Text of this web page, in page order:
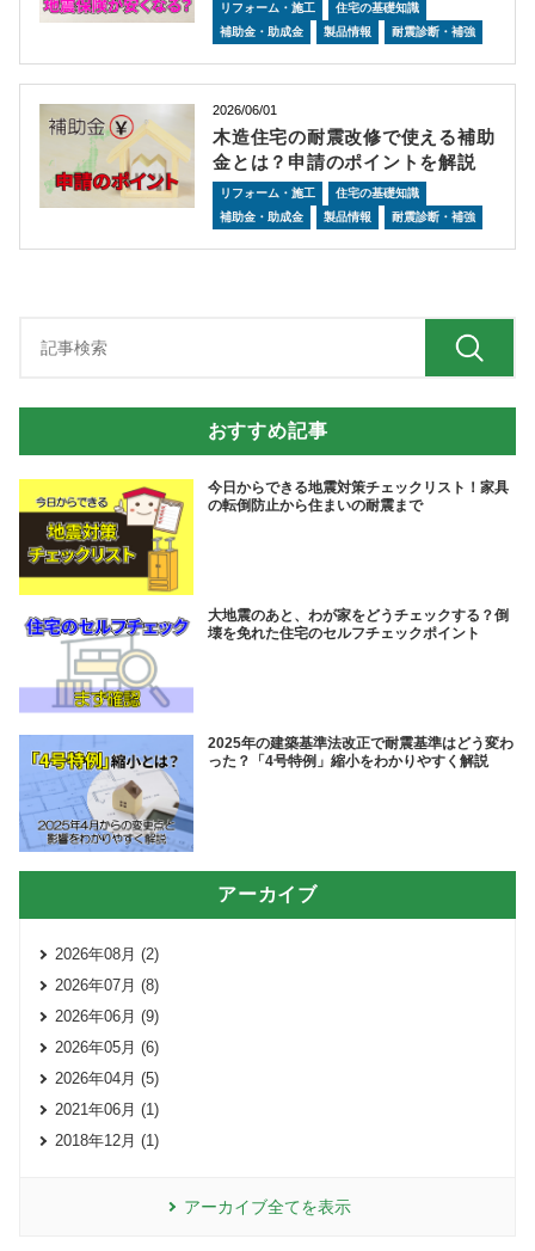
リフォーム・施工
住宅の基礎知識
補助金・助成金
製品情報 耐震診断・補強
2026/06/01
木造住宅の耐震改修で使える補助
金とは？申請のポイントを解説
リフォーム・施工
住宅の基礎知識
補助金・助成金
製品情報 耐震診断・補強
おすすめ記事
今日からできる地震対策チェックリスト！家具
の転倒防止から住まいの耐震まで
大地震のあと、わが家をどうチェックする？倒
壊を免れた住宅のセルフチェックポイント
2025年の建築基準法改正で耐震基準はどう変わ
った？「4号特例」縮小をわかりやすく解説
アーカイブ
2026年08月 (2)
2026年07月 (8)
2026年06月 (9)
2026年05月 (6)
2026年04月 (5)
2021年06月 (1)
2018年12月 (1)
アーカイブ全てを表示